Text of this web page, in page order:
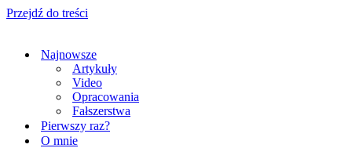
Przejdź do treści
Najnowsze
Artykuły
Video
Opracowania
Fałszerstwa
Pierwszy raz?
O mnie